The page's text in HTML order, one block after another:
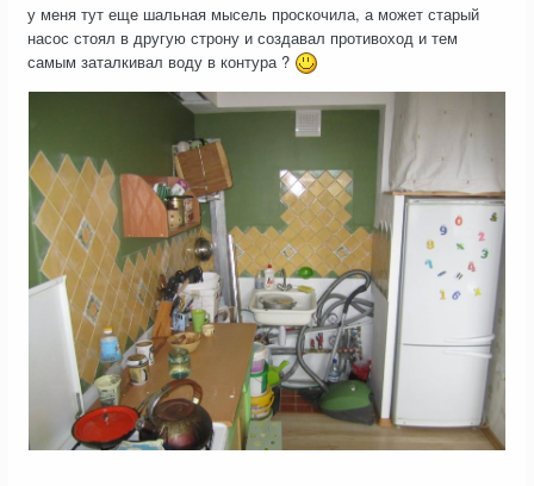
у меня тут еще шальная мысель проскочила, а может старый
насос стоял в другую строну и создавал противоход и тем
самым заталкивал воду в контура ?